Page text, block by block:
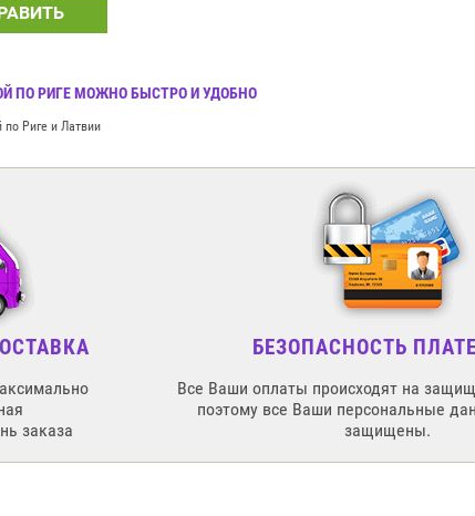
ПО РИГЕ МОЖНО БЫСТРО И УДОБНО
Риге и Латвии
заказа
БЕЗОПАСНОСТЬ
Все Ваши оплаты происходят на
поэтому все Ваши персональные
защищены.